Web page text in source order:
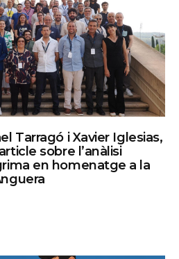
Tarragó i Xavier Iglesias,
sobre l’anàlisi
en homenatge a la